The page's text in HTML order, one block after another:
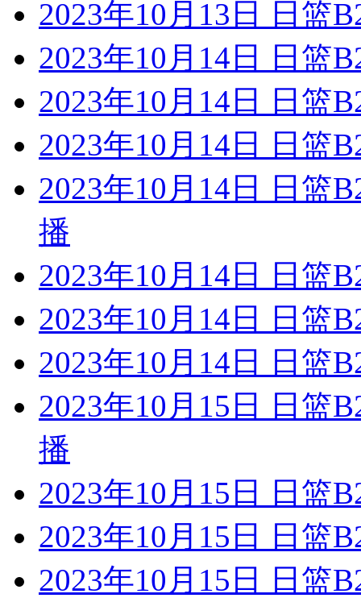
2023年10月13日 日篮
2023年10月14日 日篮
2023年10月14日 日篮
2023年10月14日 日篮
2023年10月14日 日篮
播
2023年10月14日 日篮
2023年10月14日 日篮
2023年10月14日 日篮
2023年10月15日 日篮
播
2023年10月15日 日篮
2023年10月15日 日篮
2023年10月15日 日篮